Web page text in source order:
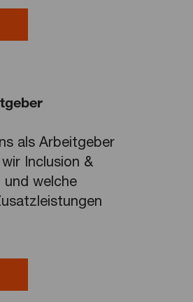
als Arbeitgeber
Inclusion &
und welche